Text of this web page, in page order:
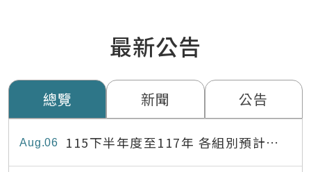
最新公告
總覽 新聞 公告
06
Aug
115下半年度至117年 各組別預計出
缺員額表